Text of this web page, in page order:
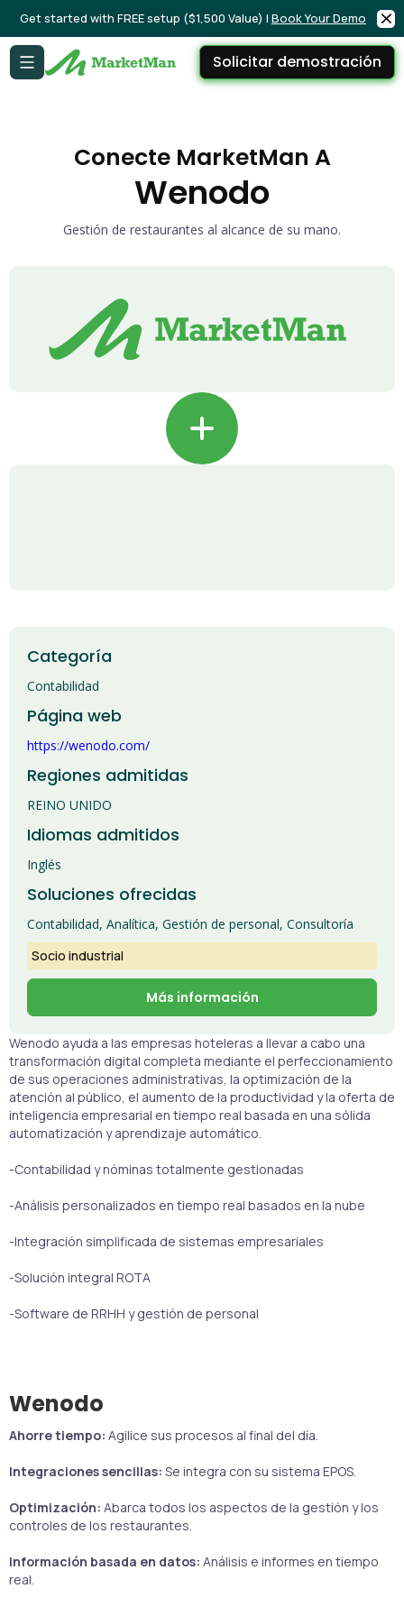
Get started with FREE setup ($1,500 Value) | Book Your Demo
Solicitar demostración
Conecte MarketMan A
Wenodo
Gestión de restaurantes al alcance de su mano.
+
Wenodo ayuda a las empresas hoteleras a llevar a cabo una
transformación digital completa mediante el perfeccionamiento
de sus operaciones administrativas, la optimización de la
atención al público, el aumento de la productividad y la oferta de
inteligencia empresarial en tiempo real basada en una sólida
automatización y aprendizaje automático.
-Contabilidad y nóminas totalmente gestionadas
-Análisis personalizados en tiempo real basados en la nube
-Integración simplificada de sistemas empresariales
-Solución integral ROTA
-Software de RRHH y gestión de personal
Wenodo
Ahorre tiempo: Agilice sus procesos al final del día.
Integraciones sencillas: Se integra con su sistema EPOS.
Optimización: Abarca todos los aspectos de la gestión y los
controles de los restaurantes.
Información basada en datos: Análisis e informes en tiempo
real.
Categoría
Contabilidad
Página web
https://wenodo.com/
Regiones admitidas
REINO UNIDO
Idiomas admitidos
Inglés
Soluciones ofrecidas
Contabilidad, Analítica, Gestión de personal, Consultoría
Socio industrial
Más información